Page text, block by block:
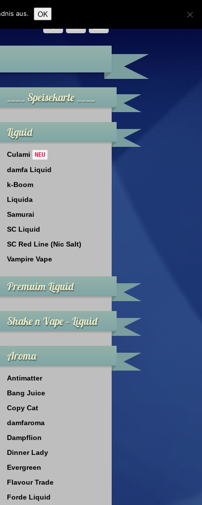
____ Speisekarte ____
Liquid
Culami NEU
damfa Liquid
k-Boom
Liquida
Samurai
SC Liquid
SC Red Line (Nic Salt)
Vampire Vape
Premuim Liquid
Shake n Vape – Liquid
Aroma
Antimatter
Bang Juice
Copy Cat
damfaroma
Dampflion
Dinner Lady
Evergreen
Flavour Trade
Forde Liquid
aus. OK